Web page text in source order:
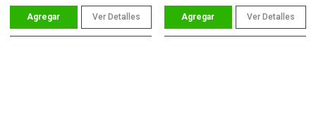
Ver Detalles Ver Detalles